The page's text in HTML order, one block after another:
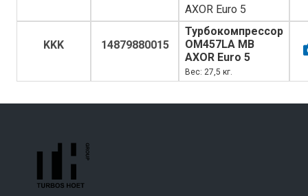
AXOR Euro 5
KKK 14879880015
Турбокомпрессор
OM457LA MB
AXOR Euro 5
Вес: 27,5 кг.